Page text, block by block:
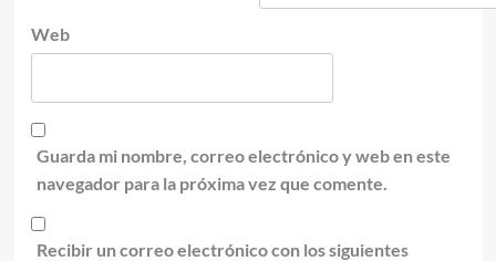
Web
Guarda mi nombre, correo electrónico y web en este
navegador para la próxima vez que comente.
Recibir un correo electrónico con los siguientes